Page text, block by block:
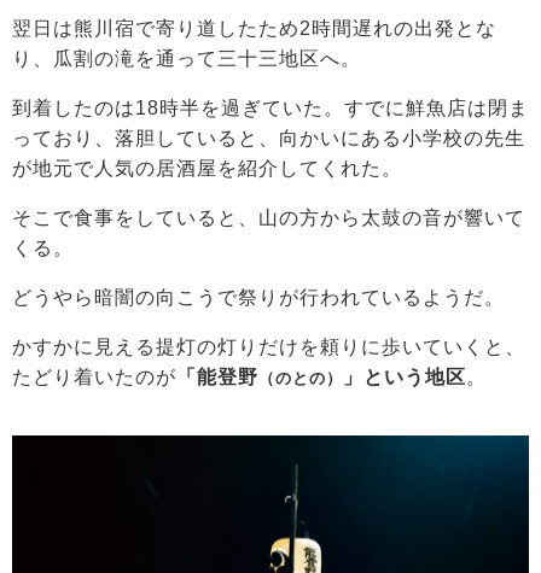
翌日は熊川宿で寄り道したため2時間遅れの出発とな
り、瓜割の滝を通って三十三地区へ。
到着したのは18時半を過ぎていた。すでに鮮魚店は閉ま
っており、落胆していると、向かいにある小学校の先生
が地元で人気の居酒屋を紹介してくれた。
そこで食事をしていると、山の方から太鼓の音が響いて
くる。
どうやら暗闇の向こうで祭りが行われているようだ。
かすかに見える提灯の灯りだけを頼りに歩いていくと、
たどり着いたのが 「能登野 （のとの） 」という地区。